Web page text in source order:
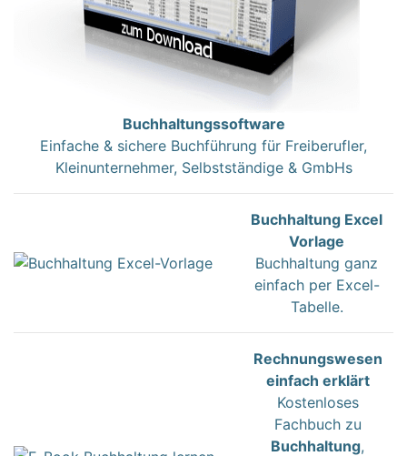
Buchhaltungssoftware
Einfache & sichere Buchführung für Freiberufler,
Kleinunternehmer, Selbstständige & GmbHs
Buchhaltung Excel
Vorlage
Buchhaltung ganz
einfach per Excel-
Tabelle.
Rechnungswesen
einfach erklärt
Kostenloses
Fachbuch zu
Buchhaltung,